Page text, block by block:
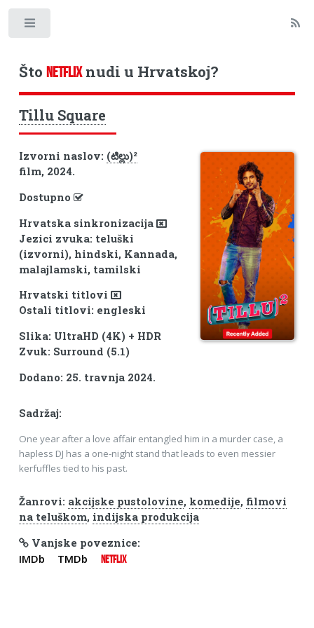
Što NETFLIXnudi u Hrvatskoj?
Tillu Square
Izvorni naslov: (టిల్లు)²
film, 2024.
Dostupno
Hrvatska sinkronizacija
Jezici zvuka: teluški
(izvorni), hindski, Kannada,
malajlamski, tamilski
Hrvatski titlovi
Ostali titlovi: engleski
Slika: UltraHD (4K) + HDR
Zvuk: Surround (5.1)
Dodano: 25. travnja 2024.
Sadržaj:
One year after a love affair entangled him in a murder case, a
hapless DJ has a one-night stand that leads to even messier
kerfuffles tied to his past.
Žanrovi: akcijske pustolovine, komedije, filmovi
na teluškom, indijska produkcija
Vanjske poveznice:
IMDb TMDb NETFLIX